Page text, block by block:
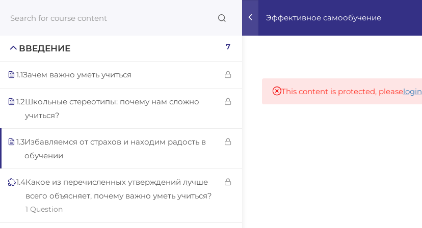
Home Courses
Эффективное самообучение
ВВЕДЕНИЕ 7
1.1Зачем важно уметь учиться
1.2Школьные стереотипы: почему нам сложно
учиться?
1.3Избавляемся от страхов и находим радость в
обучении
1.4Какое из перечисленных утверждений лучше
всего объясняет, почему важно уметь учиться?
1 Question
This content is protected, pleaselogin
An inclusive lifelong learning platform
org@gradebuilder.tech
Blog
NeuroQuiz
Launch Your Startup
Our partners